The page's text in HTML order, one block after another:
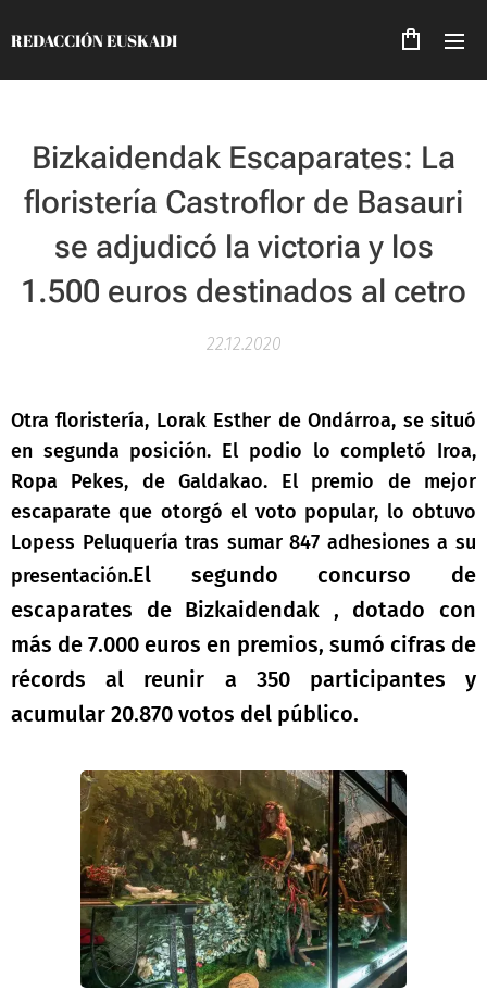
REDACCIÓN EUSKADI
Bizkaidendak Escaparates: La
floristería Castroflor de Basauri
se adjudicó la victoria y los
1.500 euros destinados al cetro
22.12.2020
Otra floristería, Lorak Esther de Ondárroa, se situó
en segunda posición. El podio lo completó Iroa,
Ropa Pekes, de Galdakao. El premio de mejor
escaparate que otorgó el voto popular, lo obtuvo
Lopess Peluquería tras sumar 847 adhesiones a su
presentación.El segundo concurso de
escaparates de Bizkaidendak , dotado con
más de 7.000 euros en premios, sumó cifras de
récords al reunir a 350 participantes y
acumular 20.870 votos del público.